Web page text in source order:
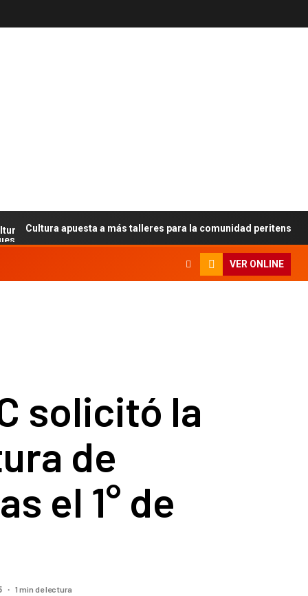
apuesta a más talleres para la comunidad peritense
VER ONLINE
solicitó la
de
el 1° de
1 min de lectura